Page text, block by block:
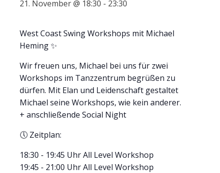
21. November @ 18:30 - 23:30
West Coast Swing Workshops mit Michael
Heming ✨
Wir freuen uns, Michael bei uns für zwei
Workshops im Tanzzentrum begrüßen zu
dürfen. Mit Elan und Leidenschaft gestaltet
Michael seine Workshops, wie kein anderer.
+ anschließende Social Night
🕔 Zeitplan:
18:30 - 19:45 Uhr All Level Workshop
19:45 - 21:00 Uhr All Level Workshop